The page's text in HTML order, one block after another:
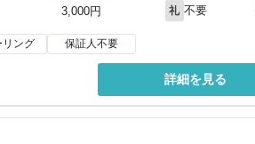
3,000円
礼 不要
リング 保証人不要
詳細を見る